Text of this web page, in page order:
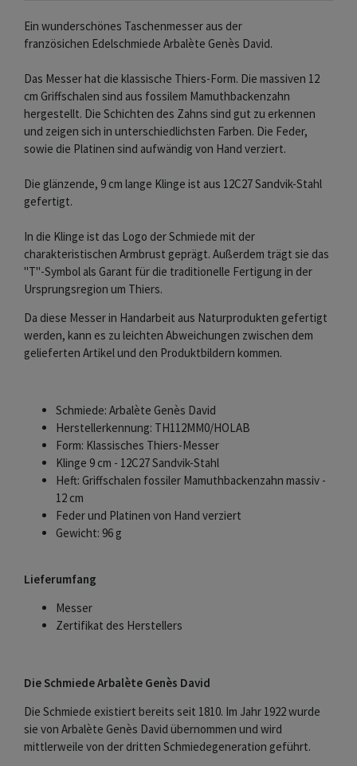
Ein wunderschönes Taschenmesser aus der
französichen Edelschmiede Arbalète Genès David.
Das Messer hat die klassische Thiers-Form. Die massiven 12
cm Griffschalen sind aus fossilem Mamuthbackenzahn
hergestellt. Die Schichten des Zahns sind gut zu erkennen
und zeigen sich in unterschiedlichsten Farben. Die Feder,
sowie die Platinen sind aufwändig von Hand verziert.
Die glänzende, 9 cm lange Klinge ist aus 12C27 Sandvik-Stahl
gefertigt.
In die Klinge ist das Logo der Schmiede mit der
charakteristischen Armbrust geprägt. Außerdem trägt sie das
"T"-Symbol als Garant für die traditionelle Fertigung in der
Ursprungsregion um Thiers.
Da diese Messer in Handarbeit aus Naturprodukten gefertigt
werden, kann es zu leichten Abweichungen zwischen dem
gelieferten Artikel und den Produktbildern kommen.
Schmiede: Arbalète Genès David
Herstellerkennung: TH112MM0/HOLAB
Form: Klassisches Thiers-Messer
Klinge 9 cm - 12C27 Sandvik-Stahl
Heft: Griffschalen fossiler Mamuthbackenzahn massiv -
12 cm
Feder und Platinen von Hand verziert
Gewicht: 96 g
Lieferumfang
Messer
Zertifikat des Herstellers
Die Schmiede Arbalète Genès David
Die Schmiede existiert bereits seit 1810. Im Jahr 1922 wurde
sie von Arbalète Genès David übernommen und wird
mittlerweile von der dritten Schmiedegeneration geführt.